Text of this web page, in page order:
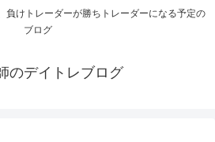
負けトレーダーが勝ちトレーダーになる予定の
ブログ
のデイトレブログ